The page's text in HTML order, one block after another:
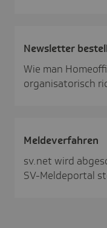
News­letter
Wie man
organisatorisch
Melde­ver­fahren
sv.net wird
SV-Meldeportal